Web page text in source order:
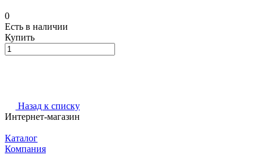
0
Есть в наличии
Купить
Назад к списку
Интернет-магазин
Каталог
Компания